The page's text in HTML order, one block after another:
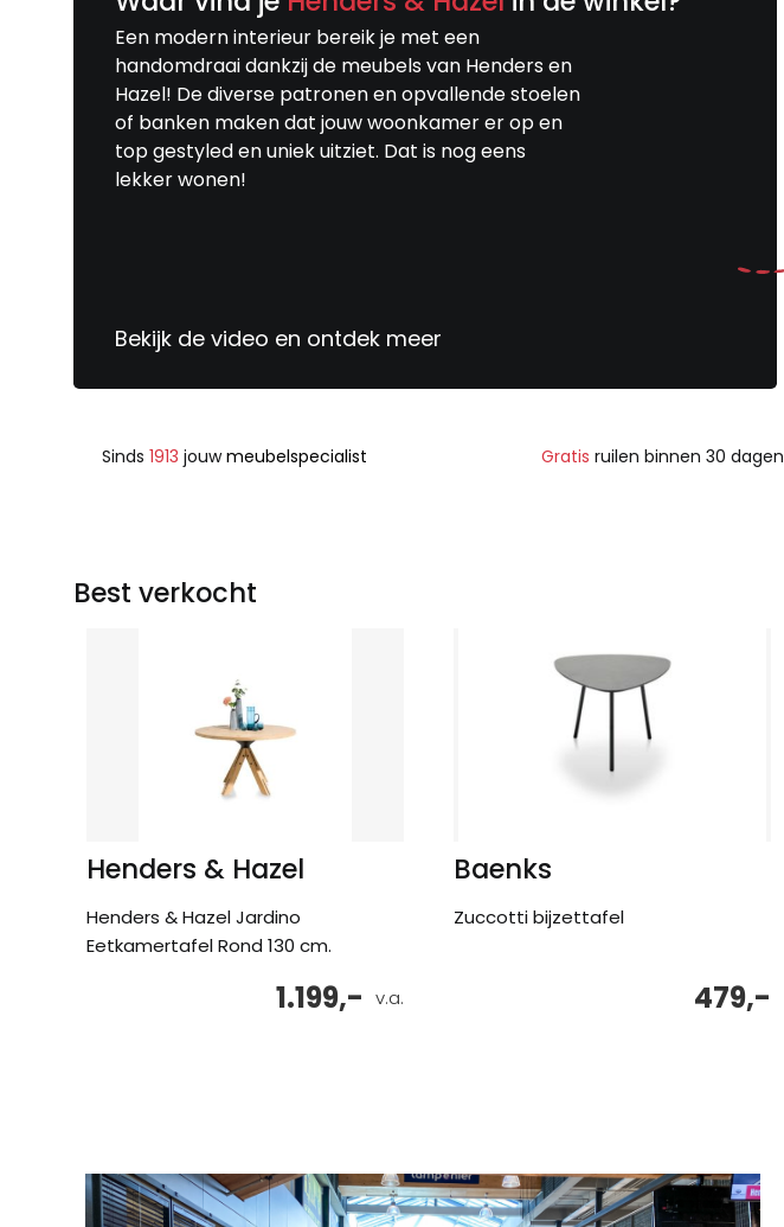
Een modern interieur bereik je met een
handomdraai dankzij de meubels van Henders en
Hazel! De diverse patronen en opvallende stoelen
of banken maken dat jouw woonkamer er op en
top gestyled en uniek uitziet. Dat is nog eens
lekker wonen!
Bekijk de video en ontdek meer
Sinds 1913 jouwmeubelspecialist Gratis ruilen binnen 30 dagen
Best verkocht
Henders & Hazel
Henders & Hazel Jardino
Eetkamertafel Rond 130 cm.
v.a.
1.199,-
Baenks
Zuccotti bijzettafel
479,-